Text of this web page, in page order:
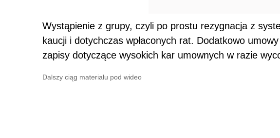
Wystąpienie z grupy, czyli po prostu rezygnacja z
kaucji i dotychczas wpłaconych rat. Dodatkowo
zapisy dotyczące wysokich kar umownych w razie
Dalszy ciąg materiału pod wideo